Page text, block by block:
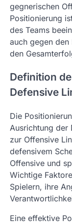
gegnerischen
Positionierung
des Teams
auch gegen
den
Definition
Defensive
Die
Ausrichtung der
zur Offensive
defensivem
Offensive und
Wichtige
Spielern, ihre
Eine effektive